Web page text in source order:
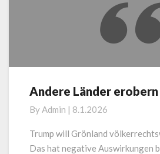
Andere
erobern
ist
Raub
Andere Länder erobern
ByAdmin | 8.1.2026
Trump will Grönland
Das hat negative Auswirkungen